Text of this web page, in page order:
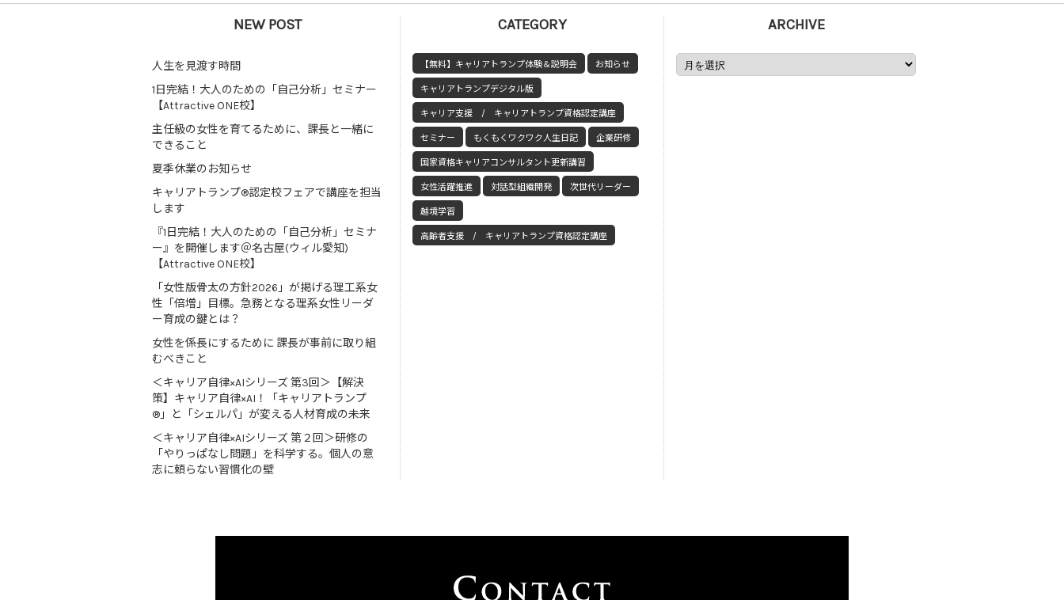
NEW POST
人生を見渡す時間
1日完結！大人のための「自己分析」セミナー
【Attractive ONE校】
主任級の女性を育てるために、課長と一緒に
できること
夏季休業のお知らせ
キャリアトランプ®認定校フェアで講座を担当
します
『1日完結！大人のための「自己分析」セミナ
ー』を開催します＠名古屋(ウィル愛知)
【Attractive ONE校】
「女性版骨太の方針2026」が掲げる理工系女
性「倍増」目標。急務となる理系女性リーダ
ー育成の鍵とは？
女性を係長にするために 課長が事前に取り組
むべきこと
＜キャリア自律×AIシリーズ 第3回＞【解決
策】キャリア自律×AI！「キャリアトランプ
®」と「シェルパ」が変える人材育成の未来
＜キャリア自律×AIシリーズ 第２回＞研修の
「やりっぱなし問題」を科学する。個人の意
志に頼らない習慣化の壁
CATEGORY
【無料】キャリアトランプ体験＆説明会 お知らせ
キャリアトランプデジタル版
キャリア支援 / キャリアトランプ資格認定講座
セミナー もくもくワクワク人生日記 企業研修
国家資格キャリアコンサルタント更新講習
女性活躍推進 対話型組織開発 次世代リーダー
越境学習
高齢者支援 / キャリアトランプ資格認定講座
ARCHIVE